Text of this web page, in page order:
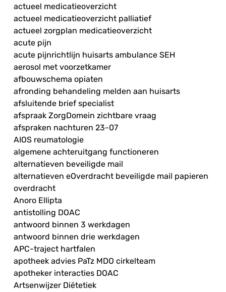
actueel medicatieoverzicht
actueel medicatieoverzicht palliatief
actueel zorgplan medicatieoverzicht
acute pijn
acute pijnrichtlijn huisarts ambulance SEH
aerosol met voorzetkamer
afbouwschema opiaten
afronding behandeling melden aan huisarts
afsluitende brief specialist
afspraak ZorgDomein zichtbare vraag
afspraken nachturen 23-07
AIOS reumatologie
algemene achteruitgang functioneren
alternatieven beveiligde mail
alternatieven eOverdracht beveiligde mail papieren
overdracht
Anoro Ellipta
antistolling DOAC
antwoord binnen 3 werkdagen
antwoord binnen drie werkdagen
APC-traject hartfalen
apotheek advies PaTz MDO cirkelteam
apotheker interacties DOAC
Artsenwijzer Diëtetiek